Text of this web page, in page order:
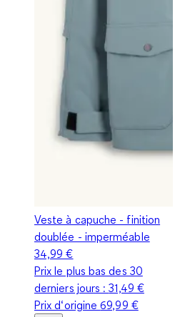
Veste à capuche - finition
doublée - imperméable
34,99 €
Prix le plus bas des 30
derniers jours :31,49 €
Prix d‘origine69,99 €